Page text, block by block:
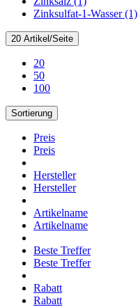
Zinksulfat-1-Wasser (1)
20 Artikel/Seite
20
50
100
Sortierung
Preis
Preis
Hersteller
Hersteller
Artikelname
Artikelname
Beste Treffer
Beste Treffer
Rabatt
Rabatt